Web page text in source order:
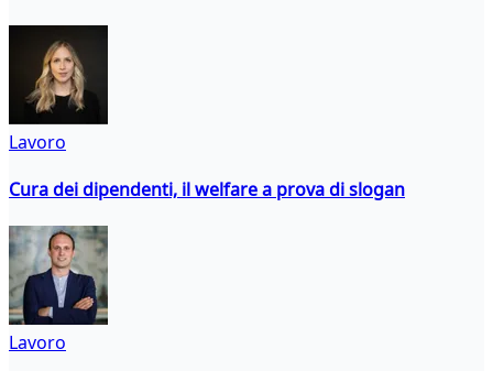
Lavoro
Cura dei dipendenti, il welfare a prova di slogan
Lavoro